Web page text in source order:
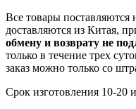
Все товары поставляются
доставляются из Китая,
обмену и возврату не
только в течение трех
заказ можно только со
Срок изготовления 10-20